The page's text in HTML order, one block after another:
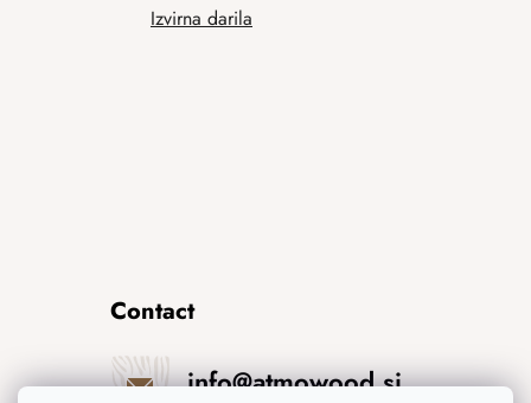
Izvirna darila
Contact
info@atmowood.si